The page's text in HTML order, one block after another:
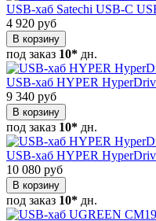
USB-хаб Satechi USB-C
4 920 руб
В корзину
под заказ 10* дн.
USB-хаб HYPER
9 340 руб
В корзину
под заказ 10* дн.
USB-хаб HYPER
10 080 руб
В корзину
под заказ 10* дн.